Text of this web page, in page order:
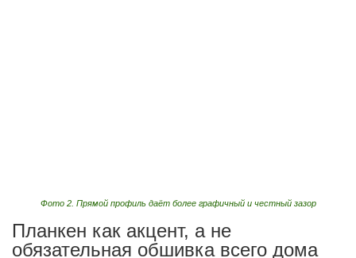
Фото 2. Прямой профиль даёт более графичный и честный зазор
Планкен как акцент, а не
обязательная обшивка всего дома